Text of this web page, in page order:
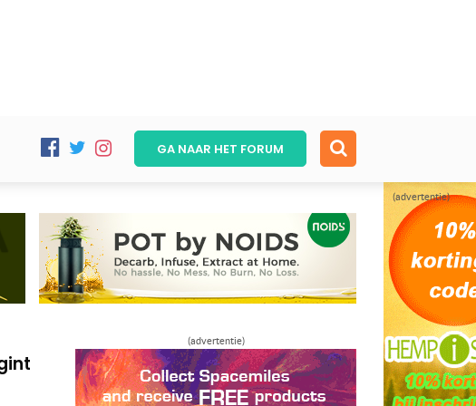
(advertentie)
GA NAAR HET FORUM
(advertentie)